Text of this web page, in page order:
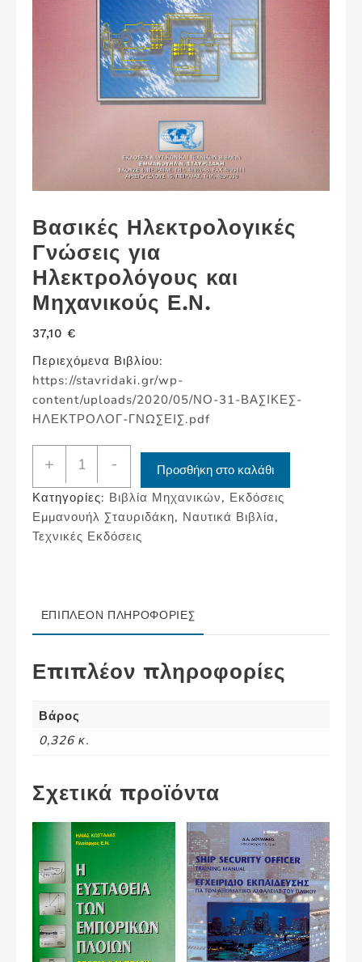
Βασικές Ηλεκτρολογικές
Γνώσεις για
Ηλεκτρολόγους και
Μηχανικούς Ε.Ν.
37,10 €
Περιεχόμενα Βιβλίου:
https://stavridaki.gr/wp-
content/uploads/2020/05/ΝΟ-31-ΒΑΣΙΚΕΣ-
ΗΛΕΚΤΡΟΛΟΓ-ΓΝΩΣΕΙΣ.pdf
+
Βασικές
Ηλεκτρολογικές
Γνώσεις
για
Ηλεκτρολόγους
Ε.Ν.
ποσότητα
-
Προσθήκη στο καλάθι
Κατηγορίες: Βιβλία Μηχανικών, Εκδόσεις
Εμμανουήλ Σταυριδάκη, Ναυτικά Βιβλία,
Τεχνικές Εκδόσεις
ΕΠΙΠΛΈΟΝ ΠΛΗΡΟΦΟΡΊΕΣ
Επιπλέον πληροφορίες
Βάρος
0,326 κ.
Σχετικά προϊόντα